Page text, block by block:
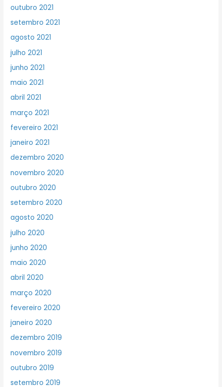
outubro 2021
setembro 2021
agosto 2021
julho 2021
junho 2021
maio 2021
abril 2021
março 2021
fevereiro 2021
janeiro 2021
dezembro 2020
novembro 2020
outubro 2020
setembro 2020
agosto 2020
julho 2020
junho 2020
maio 2020
abril 2020
março 2020
fevereiro 2020
janeiro 2020
dezembro 2019
novembro 2019
outubro 2019
setembro 2019